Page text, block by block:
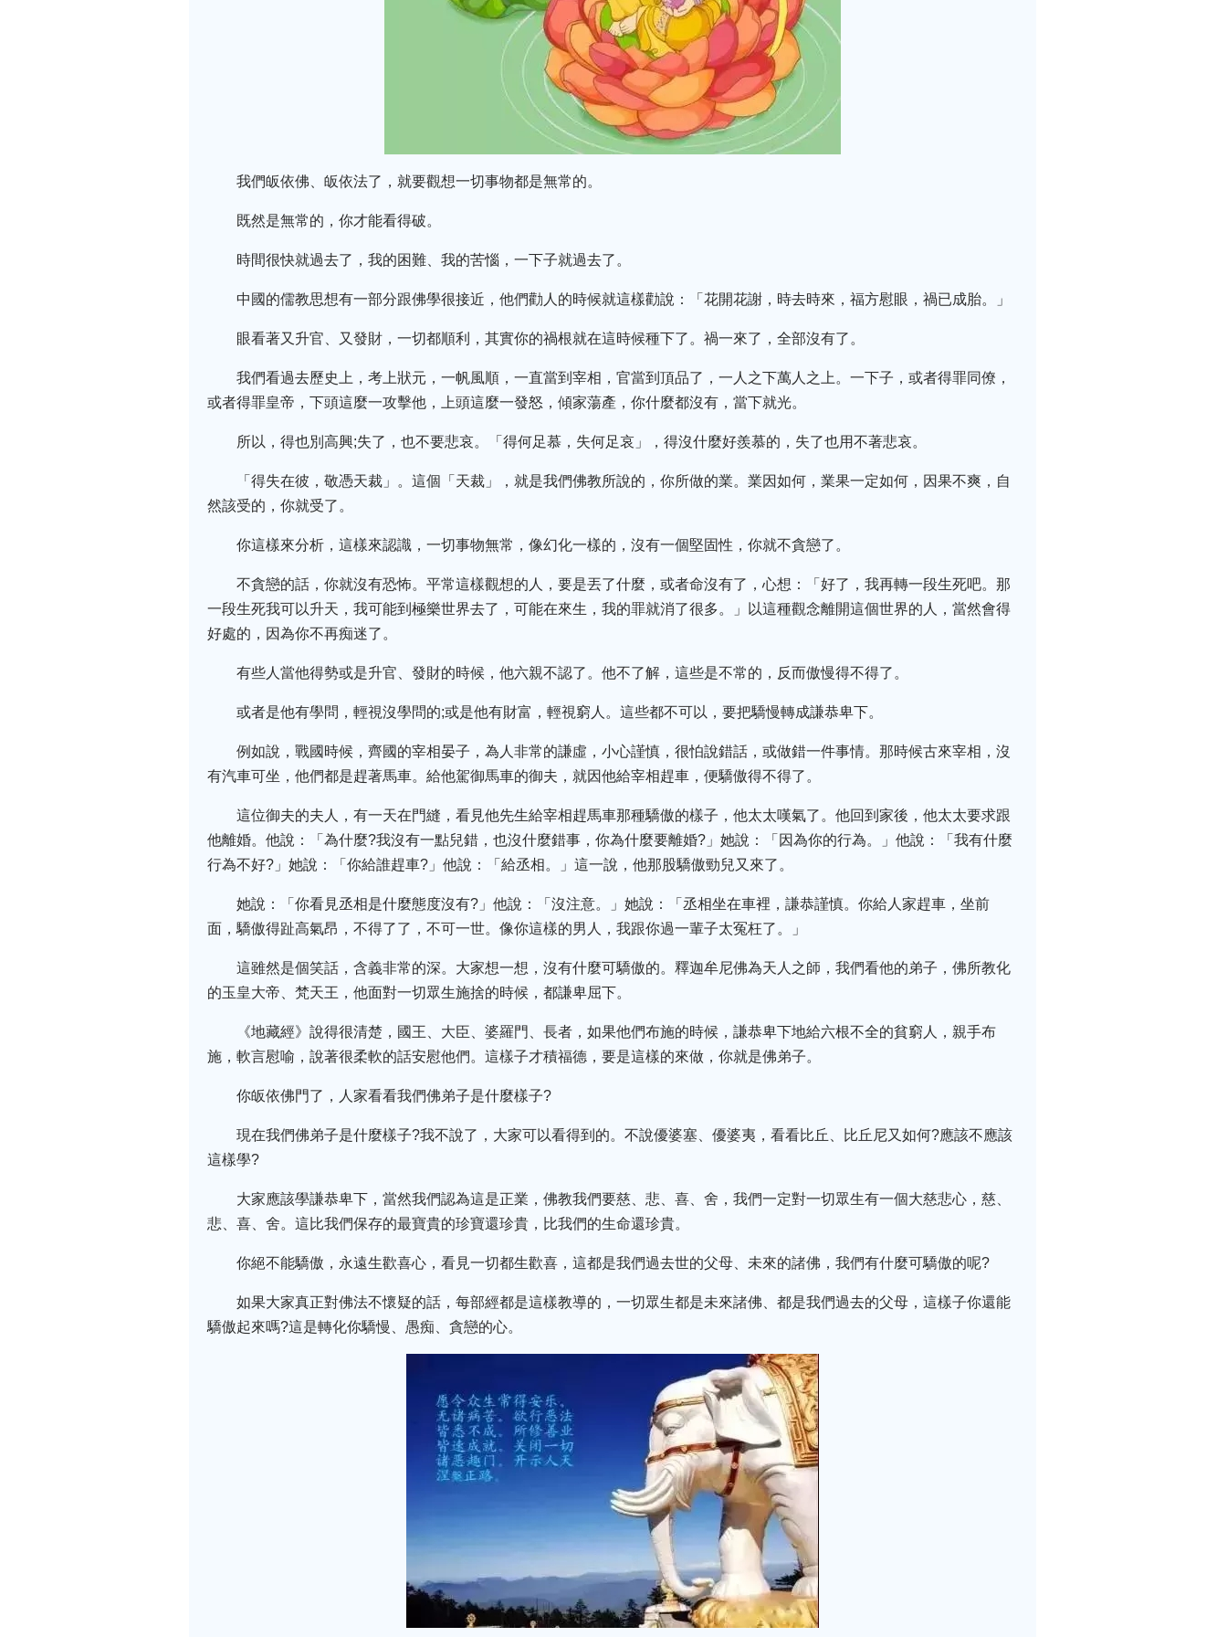
我們皈依佛、皈依法了，就要觀想一切事物都是無常的。
既然是無常的，你才能看得破。
時間很快就過去了，我的困難、我的苦惱，一下子就過去了。
中國的儒教思想有一部分跟佛學很接近，他們勸人的時候就這樣勸說：「花開花謝，時去時來，福方慰眼，禍已成胎。」
眼看著又升官、又發財，一切都順利，其實你的禍根就在這時候種下了。禍一來了，全部沒有了。
我們看過去歷史上，考上狀元，一帆風順，一直當到宰相，官當到頂品了，一人之下萬人之上。一下子，或者得罪同僚，
或者得罪皇帝，下頭這麼一攻擊他，上頭這麼一發怒，傾家蕩產，你什麼都沒有，當下就光。
所以，得也別高興;失了，也不要悲哀。「得何足慕，失何足哀」，得沒什麼好羨慕的，失了也用不著悲哀。
「得失在彼，敬憑天裁」。這個「天裁」，就是我們佛教所說的，你所做的業。業因如何，業果一定如何，因果不爽，自
然該受的，你就受了。
你這樣來分析，這樣來認識，一切事物無常，像幻化一樣的，沒有一個堅固性，你就不貪戀了。
不貪戀的話，你就沒有恐怖。平常這樣觀想的人，要是丟了什麼，或者命沒有了，心想：「好了，我再轉一段生死吧。那
一段生死我可以升天，我可能到極樂世界去了，可能在來生，我的罪就消了很多。」以這種觀念離開這個世界的人，當然會得
好處的，因為你不再痴迷了。
有些人當他得勢或是升官、發財的時候，他六親不認了。他不了解，這些是不常的，反而傲慢得不得了。
或者是他有學問，輕視沒學問的;或是他有財富，輕視窮人。這些都不可以，要把驕慢轉成謙恭卑下。
例如說，戰國時候，齊國的宰相晏子，為人非常的謙虛，小心謹慎，很怕說錯話，或做錯一件事情。那時候古來宰相，沒
有汽車可坐，他們都是趕著馬車。給他駕御馬車的御夫，就因他給宰相趕車，便驕傲得不得了。
這位御夫的夫人，有一天在門縫，看見他先生給宰相趕馬車那種驕傲的樣子，他太太嘆氣了。他回到家後，他太太要求跟
他離婚。他說：「為什麼?我沒有一點兒錯，也沒什麼錯事，你為什麼要離婚?」她說：「因為你的行為。」他說：「我有什麼
行為不好?」她說：「你給誰趕車?」他說：「給丞相。」這一說，他那股驕傲勁兒又來了。
她說：「你看見丞相是什麼態度沒有?」他說：「沒注意。」她說：「丞相坐在車裡，謙恭謹慎。你給人家趕車，坐前
面，驕傲得趾高氣昂，不得了了，不可一世。像你這樣的男人，我跟你過一輩子太冤枉了。」
這雖然是個笑話，含義非常的深。大家想一想，沒有什麼可驕傲的。釋迦牟尼佛為天人之師，我們看他的弟子，佛所教化
的玉皇大帝、梵天王，他面對一切眾生施捨的時候，都謙卑屈下。
《地藏經》說得很清楚，國王、大臣、婆羅門、長者，如果他們布施的時候，謙恭卑下地給六根不全的貧窮人，親手布
施，軟言慰喻，說著很柔軟的話安慰他們。這樣子才積福德，要是這樣的來做，你就是佛弟子。
你皈依佛門了，人家看看我們佛弟子是什麼樣子?
現在我們佛弟子是什麼樣子?我不說了，大家可以看得到的。不說優婆塞、優婆夷，看看比丘、比丘尼又如何?應該不應該
這樣學?
大家應該學謙恭卑下，當然我們認為這是正業，佛教我們要慈、悲、喜、舍，我們一定對一切眾生有一個大慈悲心，慈、
悲、喜、舍。這比我們保存的最寶貴的珍寶還珍貴，比我們的生命還珍貴。
你絕不能驕傲，永遠生歡喜心，看見一切都生歡喜，這都是我們過去世的父母、未來的諸佛，我們有什麼可驕傲的呢?
如果大家真正對佛法不懷疑的話，每部經都是這樣教導的，一切眾生都是未來諸佛、都是我們過去的父母，這樣子你還能
驕傲起來嗎?這是轉化你驕慢、愚痴、貪戀的心。